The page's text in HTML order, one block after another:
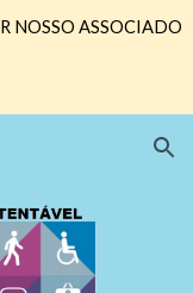
NOSSO ASSOCIADO